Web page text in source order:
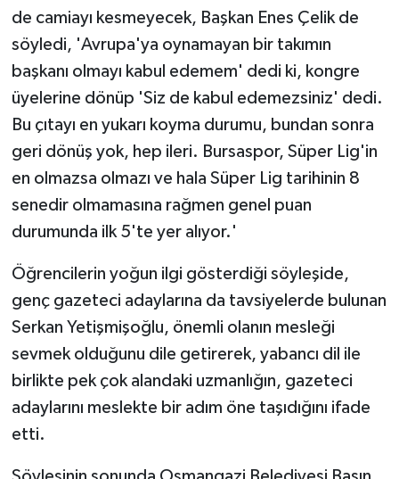
de camiayı kesmeyecek, Başkan Enes Çelik de
söyledi, 'Avrupa'ya oynamayan bir takımın
başkanı olmayı kabul edemem' dedi ki, kongre
üyelerine dönüp 'Siz de kabul edemezsiniz' dedi.
Bu çıtayı en yukarı koyma durumu, bundan sonra
geri dönüş yok, hep ileri. Bursaspor, Süper Lig'in
en olmazsa olmazı ve hala Süper Lig tarihinin 8
senedir olmamasına rağmen genel puan
durumunda ilk 5'te yer alıyor.'
Öğrencilerin yoğun ilgi gösterdiği söyleşide,
genç gazeteci adaylarına da tavsiyelerde bulunan
Serkan Yetişmişoğlu, önemli olanın mesleği
sevmek olduğunu dile getirerek, yabancı dil ile
birlikte pek çok alandaki uzmanlığın, gazeteci
adaylarını meslekte bir adım öne taşıdığını ifade
etti.